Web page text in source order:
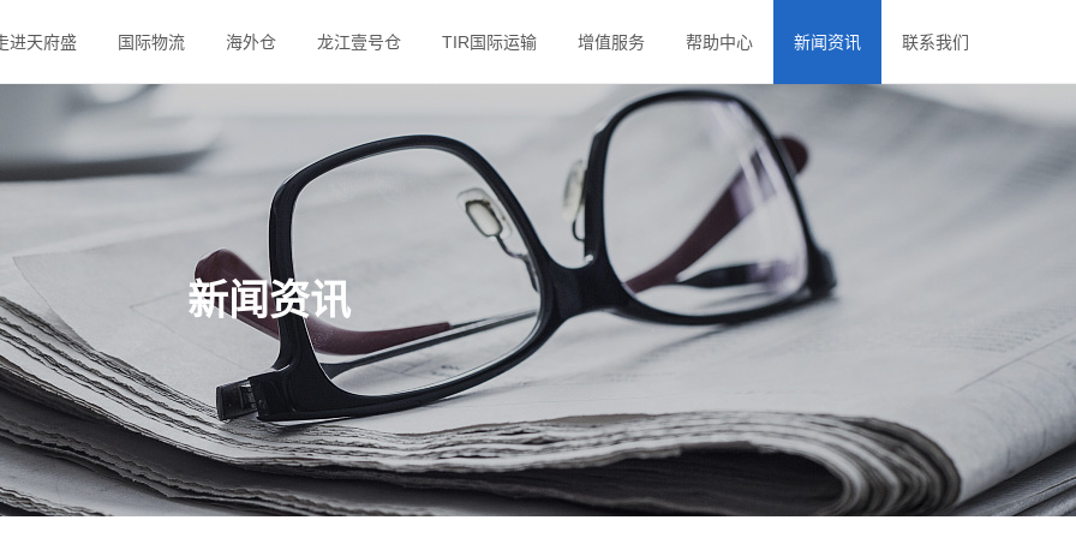
进天府盛 国际物流 海外仓 龙江壹号仓 TIR国际运输 增值服务 帮助中心 新闻资讯 联系我们
新闻资讯